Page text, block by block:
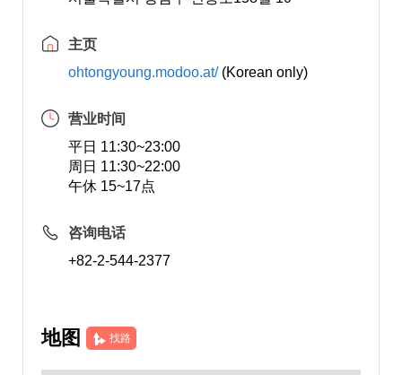
主页
ohtongyoung.modoo.at/(Korean only)
营业时间
平日 11:30~23:00
周日 11:30~22:00
午休 15~17点
咨询电话
+82-2-544-2377
地图 找路